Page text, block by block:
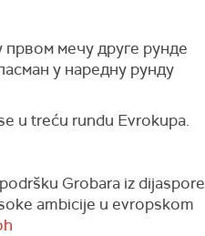
првом мечу друге рунде
у наредну рунду
u treću rundu Evrokupa.
Grobara iz dijaspore
ambicije u evropskom